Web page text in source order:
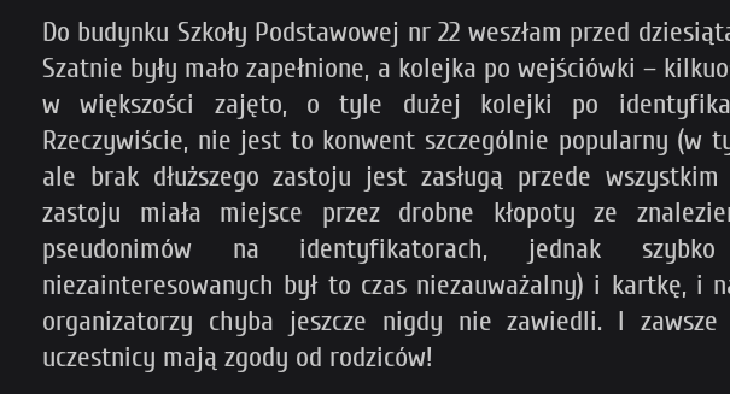
Do budynku Szkoły Podstawowej nr 22 weszłam przed
Szatnie były mało zapełnione, a kolejka po wejściówki –
w większości zajęto, o tyle dużej kolejki po
Rzeczywiście, nie jest to konwent szczególnie popularny (w
ale brak dłuższego zastoju jest zasługą przede
zastoju miała miejsce przez drobne kłopoty ze
pseudonimów na identyfikatorach, jednak
niezainteresowanych był to czas niezauważalny) i kartkę, i
organizatorzy chyba jeszcze nigdy nie zawiedli. I zawsze
uczestnicy mają zgody od rodziców!